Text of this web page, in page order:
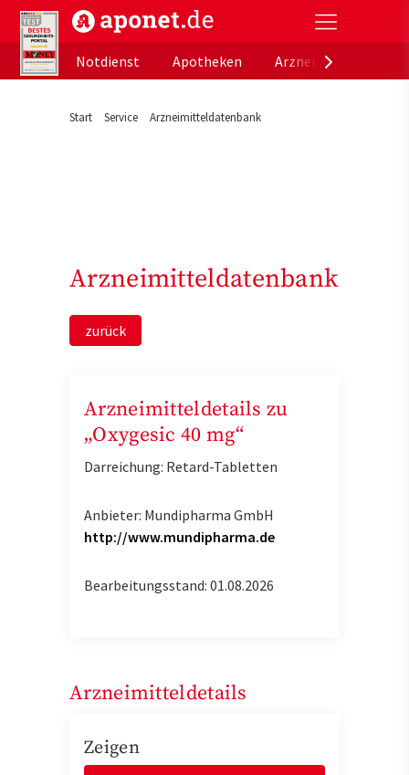
aponet.de - Das offizielle Gesundheitsportal der
Notdienst
Apotheken
Start Service Arzneimitteldatenbank
Arzneimitteldatenbank
zurück
Arzneimitteldetails zu
„Oxygesic 40 mg“
Darreichung: Retard-Tabletten
Anbieter: Mundipharma GmbH
http://www.mundipharma.de
Bearbeitungsstand: 01.08.2026
Arzneimitteldetails
Zeigen